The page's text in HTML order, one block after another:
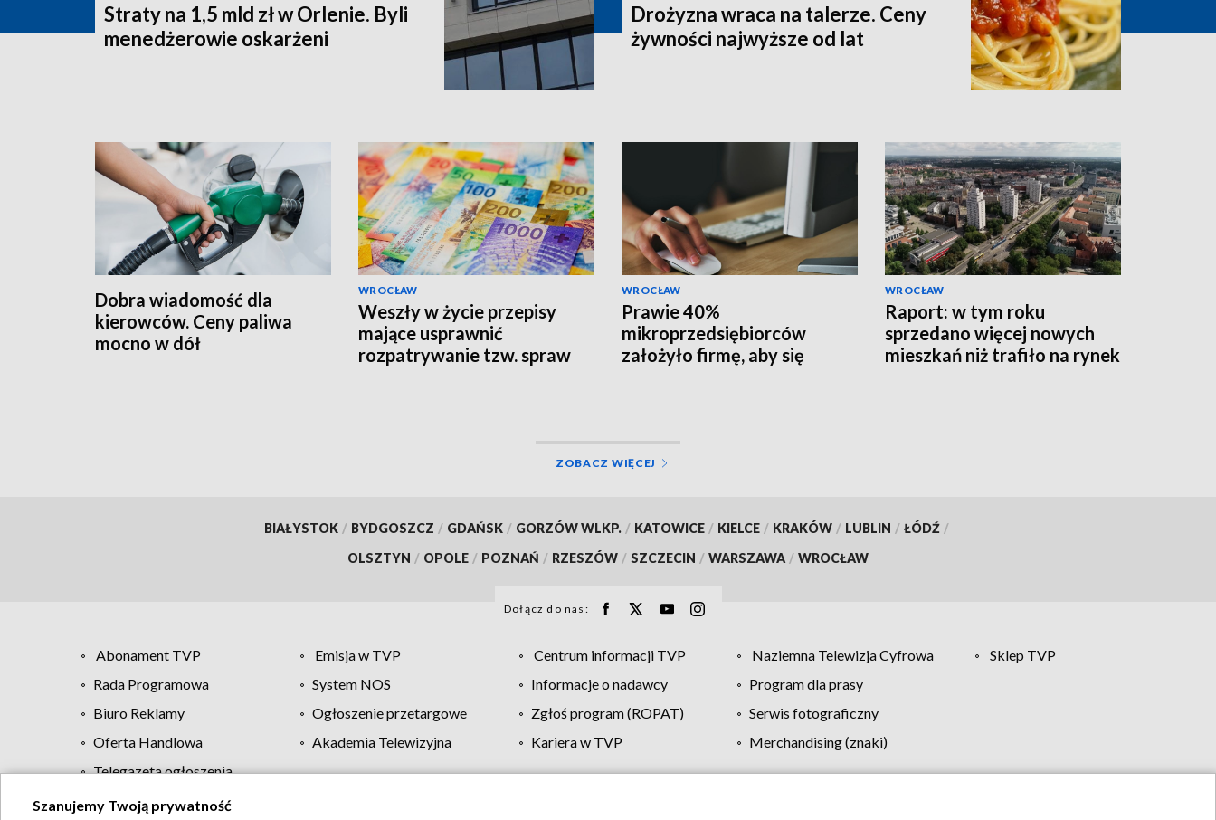
Straty na 1,5 mld zł w Orlenie. Byli
menedżerowie oskarżeni
Drożyzna wraca na talerze. Ceny
żywności najwyższe od lat
Dobra wiadomość dla
kierowców. Ceny paliwa
mocno w dół
WROCŁAW
Weszły w życie przepisy
mające usprawnić
rozpatrywanie tzw. spraw
WROCŁAW
Prawie 40%
mikroprzedsiębiorców
założyło firmę, aby się
WROCŁAW
Raport: w tym roku
sprzedano więcej nowych
mieszkań niż trafiło na rynek
ZOBACZ WIĘCEJ
BIAŁYSTOK / BYDGOSZCZ / GDAŃSK / GORZÓW WLKP. / KATOWICE / KIELCE / KRAKÓW / LUBLIN / ŁÓDŹ /
OLSZTYN / OPOLE / POZNAŃ / RZESZÓW / SZCZECIN / WARSZAWA / WROCŁAW
Dołącz do nas:
Abonament TVP Emisja w TVP Centrum informacji TVP Naziemna Telewizja Cyfrowa
Sklep TVP
Rada Programowa
System NOS Informacje o nadawcy
Program dla prasy
Biuro Reklamy
Ogłoszenie przetargowe Zgłoś program (ROPAT)
Serwis fotograficzny
Oferta Handlowa
Akademia Telewizyjna Kariera w TVP
Merchandising (znaki)
Telegazeta ogłoszenia
Szanujemy Twoją prywatność